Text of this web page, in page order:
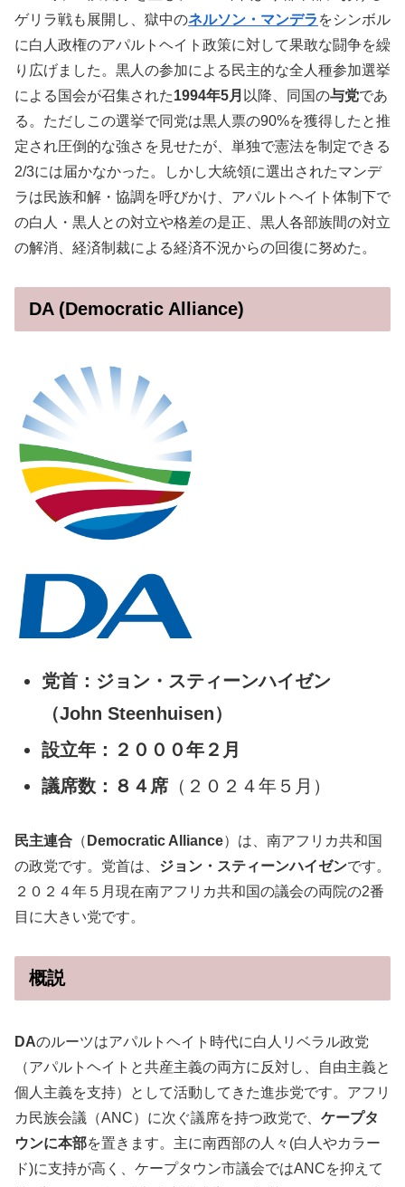
ゲリラ戦も展開し、獄中のネルソン・マンデラ をシンボル
に白人政権のアパルトヘイト政策に対して果敢な闘争を繰
り広げました。黒人の参加による民主的な全人種参加選挙
による国会が召集された1994年5月 以降、同国の与党であ
る。ただしこの選挙で同党は黒人票の90%を獲得したと推
定され圧倒的な強さを見せたが、単独で憲法を制定できる
2/3には届かなかった。しかし大統領に選出されたマンデ
ラは民族和解・協調を呼びかけ、アパルトヘイト体制下で
の白人・黒人との対立や格差の是正、黒人各部族間の対立
の解消、経済制裁による経済不況からの回復に努めた。
DA (Democratic Alliance)
党首：ジョン・スティーンハイゼン
（John Steenhuisen）
設立年：２０００年２月
議席数：８４席 （２０２４年５月）
民主連合 （ Democratic Alliance）は、南アフリカ共和国
の政党です。党首は、 ジョン・スティーンハイゼンです。
２０２４年５月現在南アフリカ共和国の議会の両院の2番
目に大きい党です。
概説
DAのルーツはアパルトヘイト時代に白人リベラル政党
（アパルトヘイトと共産主義の両方に反対し、自由主義と
個人主義を支持）として活動してきた進歩党です。アフリ
カ民族会議（ANC）に次ぐ議席を持つ政党で、 ケープタ
ウンに本部を置きます。主に南西部の人々(白人やカラー
ド)に支持が高く、ケープタウン市議会ではANCを抑えて